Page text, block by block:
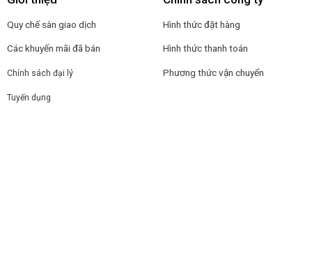
Quy chế sàn giao dịch
Các khuyến mãi đã bán
Chính sách đại lý
Tuyển dụng
Hình thức đặt hàng
Hình thức thanh toán
Phương thức vận chuyển